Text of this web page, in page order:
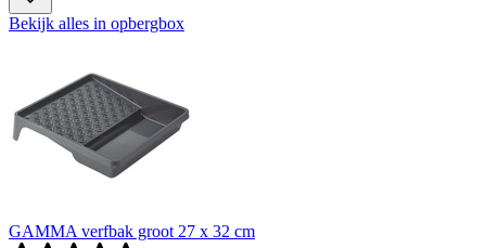
Bekijk alles in opbergbox
GAMMA verfbak groot 27 x 32 cm